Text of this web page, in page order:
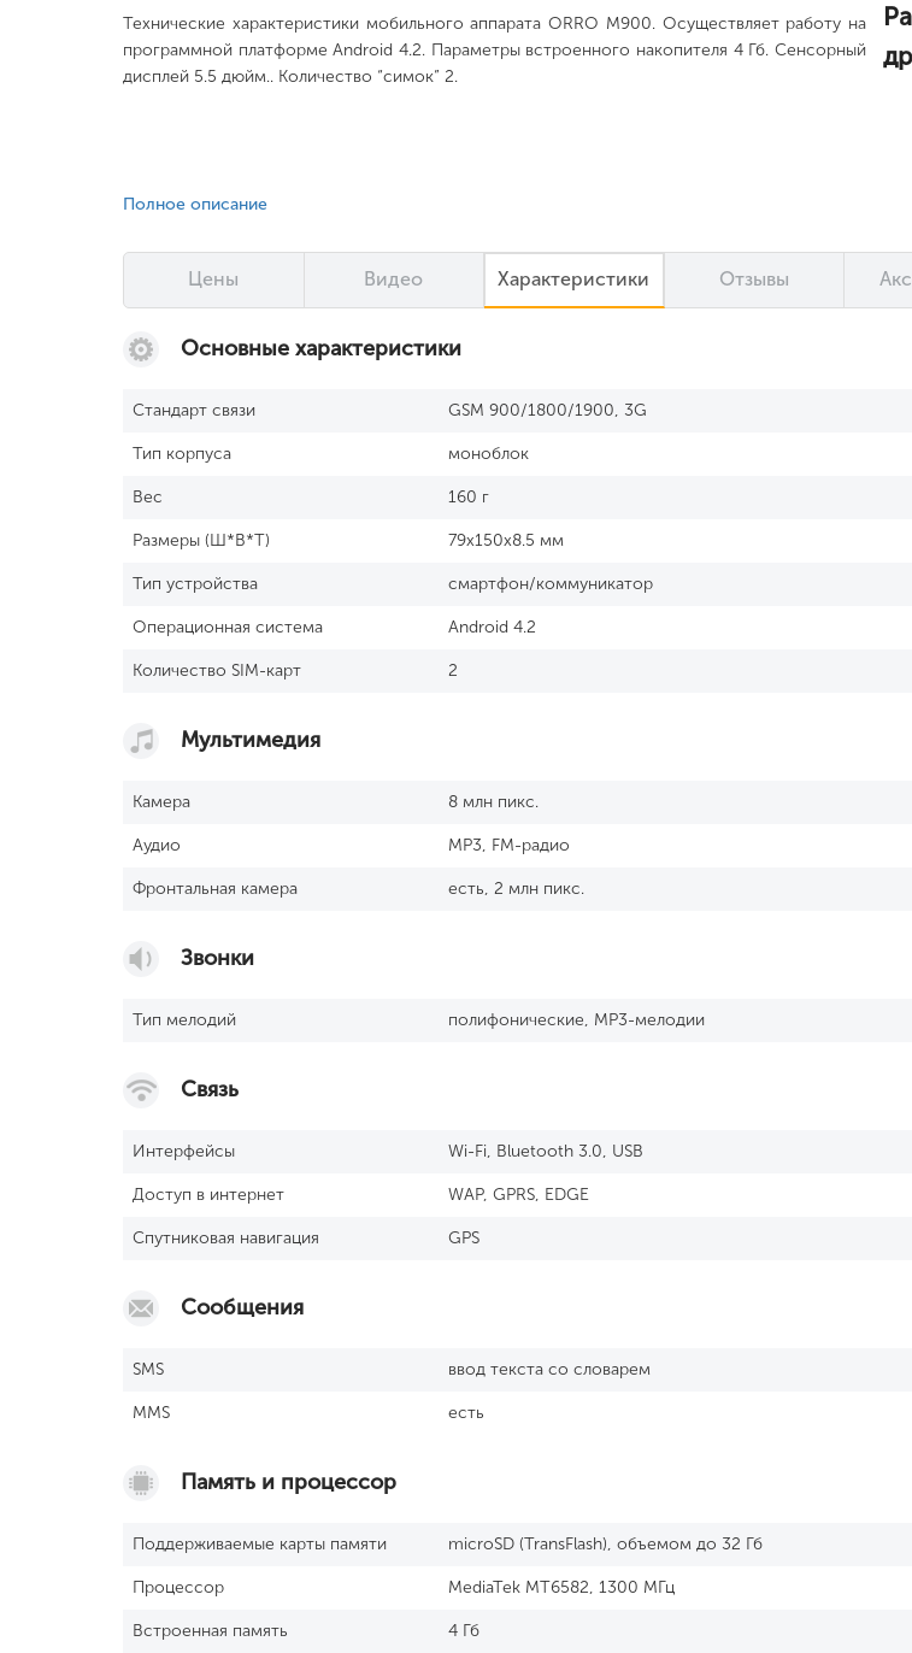
Технические характеристики мобильного аппарата ORRO M900. Осуществляет работу на
программной платформе Android 4.2. Параметры встроенного накопителя 4 Гб. Сенсорный
дисплей 5.5 дюйм.. Количество “симок” 2.
Полное описание
Цены Видео Характеристики Отзывы
Основные характеристики
Стандарт связи GSM 900/1800/1900, 3G
Тип корпуса моноблок
Вес 160 г
Размеры (Ш*В*Т) 79x150x8.5 мм
Тип устройства смартфон/коммуникатор
Операционная система Android 4.2
Количество SIM-карт 2
Мультимедия
Камера 8 млн пикс.
Аудио MP3, FM-радио
Фронтальная камера есть, 2 млн пикс.
Звонки
Тип мелодий полифонические, MP3-мелодии
Связь
Интерфейсы Wi-Fi, Bluetooth 3.0, USB
Доступ в интернет WAP, GPRS, EDGE
Спутниковая навигация GPS
Сообщения
SМS ввод текста со словарем
MMS есть
Память и процессор
Поддерживаемые карты памяти microSD (TransFlash), объемом до 32 Гб
Процессор MediaTek MT6582, 1300 МГц
Встроенная память 4 Гб